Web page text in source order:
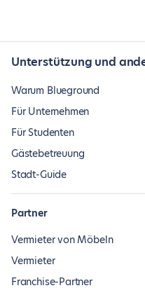
Unterstützung und
Warum Blueground
Für Unternehmen
Für Studenten
Gästebetreuung
Stadt-Guide
Partner
Vermieter von Möbeln
Vermieter
Franchise-Partner